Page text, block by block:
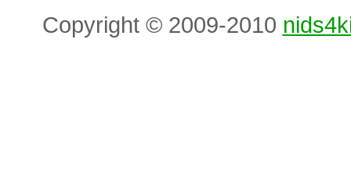
Copyright © 2009-2010